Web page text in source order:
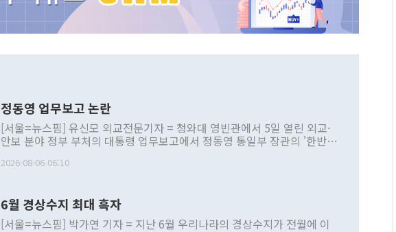
정동영 업무보고 논란
[서울=뉴스핌] 유신모 외교전문기자 = 청와대 영빈관에서 5일 열린 외교·
안보 분야 정부 부처의 대통령 업무보고에서 정동영 통일부 장관의 '한반도
발언 중에는 정부 내 조율을 거치지 않은 사안을 정책으로 추진하겠다고 공
주의적 희망에 근거한 비현실적 구상'이라는 비판을 내놨다. 그동안 정 장
관의 대북 정책 관련 발언이 물의를 빚은 적은 여러 번 있지만 대통령과 유
2026-08-06 06:10
6월 경상수지 최대 흑자
[서울=뉴스핌] 박가연 기자 = 지난 6월 우리나라의 경상수지가 전월에 이